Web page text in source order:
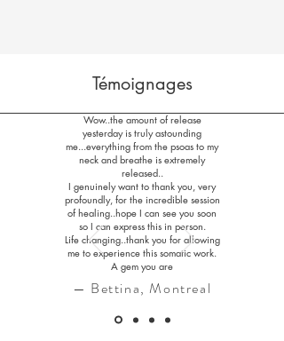
Témoignages
Wow..the amount of release
yesterday is truly astounding
me...everything from the psoas to my
neck and breathe is extremely
released..
I genuinely want to thank you, very
profoundly, for the incredible session
of healing..hope I can see you soon
so I can express this in person.
Life changing..thank you for allowing
me to experience this somatic work.
A gem you are
— Bettina, Montreal